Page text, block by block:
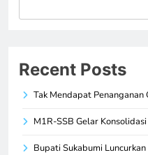
Recent Posts
Tak Mendapat
M1R-SSB Gelar
Bupati Sukabumi